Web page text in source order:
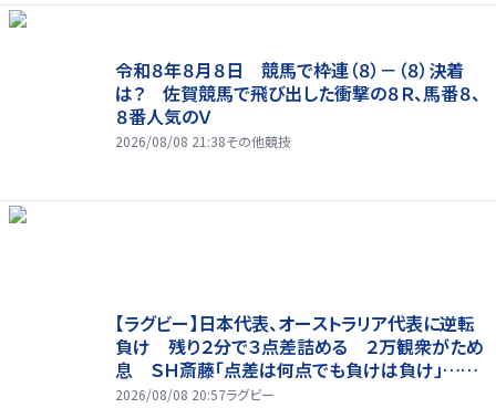
令和８年８月８日 競馬で枠連（８）－（８）決着
は？ 佐賀競馬で飛び出した衝撃の８Ｒ、馬番８、
８番人気のＶ
2026/08/08 21:38その他競技
【ラグビー】日本代表、オーストラリア代表に逆転
負け 残り２分で３点差詰める ２万観衆がため
息 ＳＨ斎藤「点差は何点でも負けは負け」…前
半にＳＯ伊藤龍が先制トライ、３２ー３５で惜敗
2026/08/08 20:57ラグビー